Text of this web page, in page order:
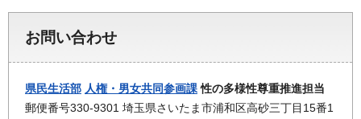
お問い合わせ
県民生活部 人権・男女共同参画課性の多様性尊重推進担当
郵便番号330-9301 埼玉県さいたま市浦和区高砂三丁目15番1